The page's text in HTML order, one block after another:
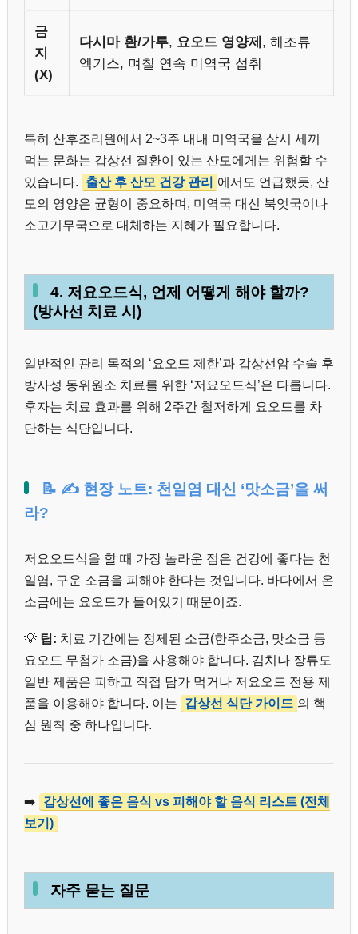
금
지
(X)
다시마 환/가루, 요오드 영양제 , 해조류
엑기스, 며칠 연속 미역국 섭취
특히 산후조리원에서 2~3주 내내 미역국을 삼시 세끼
먹는 문화는 갑상선 질환이 있는 산모에게는 위험할 수
있습니다.
출산 후 산모 건강 관리 에서도 언급했듯, 산
모의 영양은 균형이 중요하며, 미역국 대신 북엇국이나
소고기무국으로 대체하는 지혜가 필요합니다.
4. 저요오드식, 언제 어떻게 해야 할까?
(방사선 치료 시)
일반적인 관리 목적의 ‘요오드 제한’과 갑상선암 수술 후
방사성 동위원소 치료를 위한 ‘저요오드식’은 다릅니다.
후자는 치료 효과를 위해 2주간 철저하게 요오드를 차
단하는 식단입니다.
📝 ✍️ 현장 노트: 천일염 대신 ‘맛소금’을 써
라?
저요오드식을 할 때 가장 놀라운 점은 건강에 좋다는 천
일염, 구운 소금을 피해야 한다는 것입니다. 바다에서 온
소금에는 요오드가 들어있기 때문이죠.
💡 팁: 치료 기간에는 정제된 소금(한주소금, 맛소금 등
요오드 무첨가 소금)을 사용해야 합니다. 김치나 장류도
일반 제품은 피하고 직접 담가 먹거나 저요오드 전용 제
품을 이용해야 합니다. 이는
갑상선 식단 가이드 의 핵
심 원칙 중 하나입니다.
➡️
갑상선에 좋은 음식 vs 피해야 할 음식 리스트 (전체
보기)
자주 묻는 질문